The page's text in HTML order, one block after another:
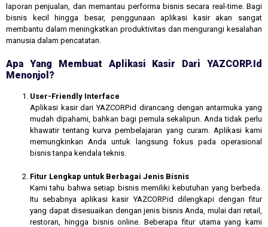
laporan penjualan, dan memantau performa bisnis secara real-time. Bagi
bisnis kecil hingga besar, penggunaan aplikasi kasir akan sangat
membantu dalam meningkatkan produktivitas dan mengurangi kesalahan
manusia dalam pencatatan.
Apa Yang Membuat Aplikasi Kasir Dari YAZCORP.id
Menonjol?
User-Friendly Interface
Aplikasi kasir dari YAZCORP.id dirancang dengan antarmuka yang
mudah dipahami, bahkan bagi pemula sekalipun. Anda tidak perlu
khawatir tentang kurva pembelajaran yang curam. Aplikasi kami
memungkinkan Anda untuk langsung fokus pada operasional
bisnis tanpa kendala teknis.
Fitur Lengkap untuk Berbagai Jenis Bisnis
Kami tahu bahwa setiap bisnis memiliki kebutuhan yang berbeda.
Itu sebabnya aplikasi kasir YAZCORP.id dilengkapi dengan fitur
yang dapat disesuaikan dengan jenis bisnis Anda, mulai dari retail,
restoran, hingga bisnis online. Beberapa fitur utama yang kami